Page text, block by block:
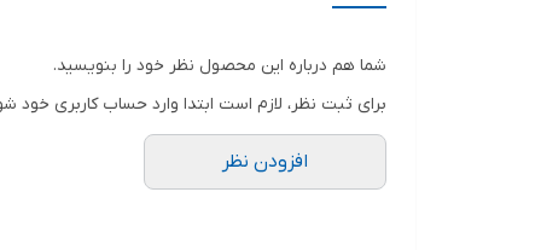
شما هم درباره این محصول نظر خود را بنویسید.
برای ثبت نظر، لازم است ابتدا وارد حساب کاربری خود
افزودن نظر